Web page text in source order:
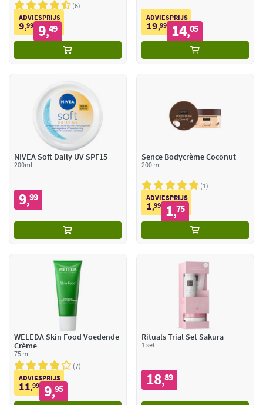
6
ADVIESPRIJS
9,99 9,49
ADVIESPRIJS
19,99 14,05
NIVEA Soft Daily UV SPF15
200ml
9,99
Sence Bodycrème Coconut
200 ml
1
ADVIESPRIJS
1,99 1,75
WELEDA Skin Food Voedende
Crème
75 ml
7
ADVIESPRIJS
11,99 9,95
Rituals Trial Set Sakura
1 set
18,89